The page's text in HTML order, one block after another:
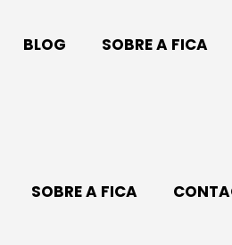
BLOG SOBRE A FICA
SOBRE A FICA